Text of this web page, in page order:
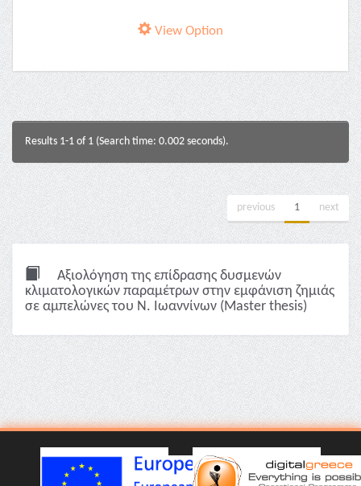
View Option
Results 1-1 of 1 (Search time: 0.002 seconds).
previous 1 next
Αξιολόγηση της επίδρασης δυσμενών
κλιματολογικών παραμέτρων στην εμφάνιση ζημιάς
σε αμπελώνες του Ν. Ιωαννίνων (Master thesis)